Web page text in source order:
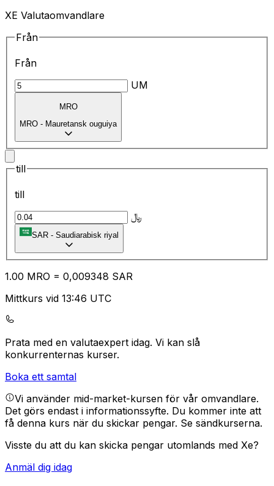
XE Valutaomvandlare
Från
Från
UM
MRO
MRO - Mauretansk ouguiya
till
till
﷼
SAR - Saudiarabisk riyal
1.00 MRO = 0,009348 SAR
Mittkurs vid 13:46 UTC
Prata med en valutaexpert idag. Vi kan slå
konkurrenternas kurser.
Boka ett samtal
Vi använder mid-market-kursen för vår omvandlare.
Det görs endast i informationssyfte. Du kommer inte att
få denna kurs när du skickar pengar. Se sändkurserna.
Visste du att du kan skicka pengar utomlands med Xe?
Anmäl dig idag